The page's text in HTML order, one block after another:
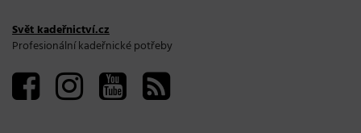
Svět kadeřnictví.cz
Profesionální kadeřnické potřeby